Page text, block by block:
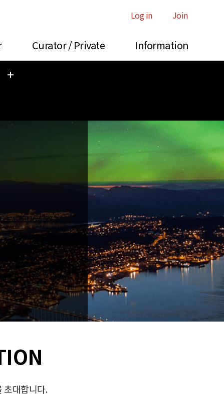
Curator / Private Information
Log in Join
초대합니다.